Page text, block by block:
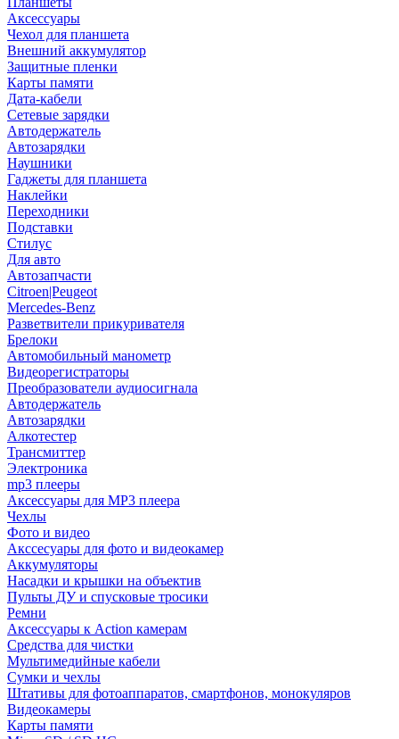
Аксессуары
Чехол для планшета
Внешний аккумулятор
Защитные пленки
Карты памяти
Дата-кабели
Сетевые зарядки
Автодержатель
Автозарядки
Наушники
Гаджеты для планшета
Наклейки
Переходники
Подставки
Стилус
Для авто
Автозапчасти
Citroen|Peugeot
Mercedes-Benz
Разветвители прикуривателя
Брелоки
Автомобильный манометр
Видеорегистраторы
Преобразователи аудиосигнала
Автодержатель
Автозарядки
Алкотестер
Трансмиттер
Электроника
mp3 плееры
Аксессуары для MP3 плеера
Чехлы
Фото и видео
Акссесуары для фото и видеокамер
Аккумуляторы
Насадки и крышки на объектив
Пульты ДУ и спусковые тросики
Ремни
Аксессуары к Action камерам
Средства для чистки
Мультимедийные кабели
Сумки и чехлы
Штативы для фотоаппаратов, смартфонов, монокуляров
Видеокамеры
Карты памяти